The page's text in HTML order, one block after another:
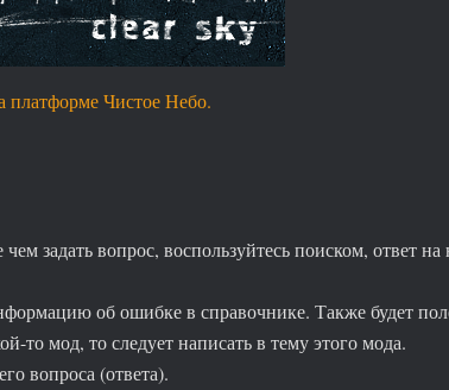
платформе Чистое Небо.
задать вопрос, воспользуйтесь поиском, ответ на
об ошибке в справочнике. Также будет
то мод, то следует написать в тему этого мода.
вопроса (ответа).